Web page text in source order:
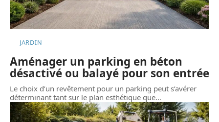
JARDIN
Aménager un parking en béton
désactivé ou balayé pour son entrée
Le choix d’un revêtement pour un parking peut s’avérer
déterminant tant sur le plan esthétique que…